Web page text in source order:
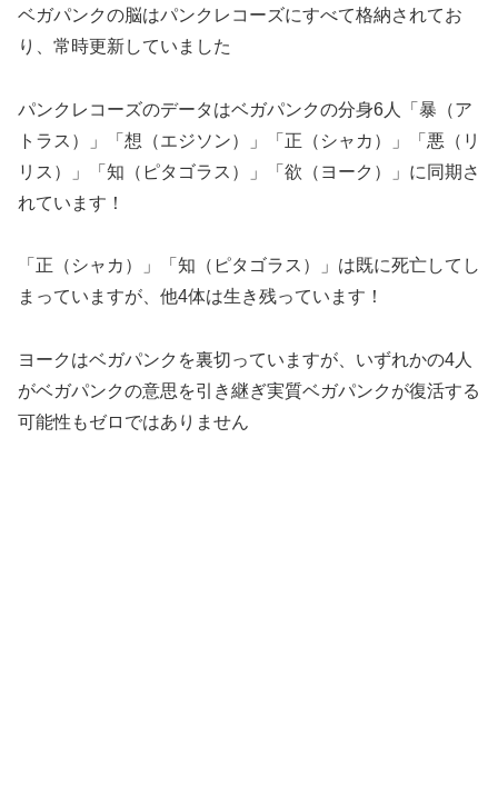
ベガパンクの脳はパンクレコーズにすべて格納されてお
り、常時更新していました
パンクレコーズのデータはベガパンクの分身6人「暴（ア
トラス）」「想（エジソン）」「正（シャカ）」「悪（リ
リス）」「知（ピタゴラス）」「欲（ヨーク）」に同期さ
れています！
「正（シャカ）」「知（ピタゴラス）」は既に死亡してし
まっていますが、他4体は生き残っています！
ヨークはベガパンクを裏切っていますが、いずれかの4人
がベガパンクの意思を引き継ぎ実質ベガパンクが復活する
可能性もゼロではありません